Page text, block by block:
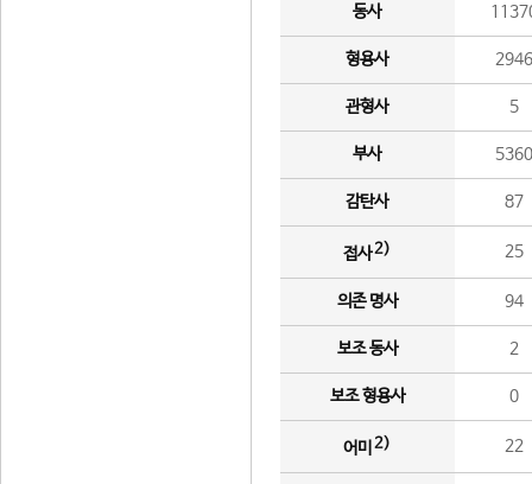
동사
형용사 2946
관형사 5
부사 5360
감탄사 87
접사2) 25
의존 명사 94
보조 동사 2
보조 형용사 0
어미 2) 22